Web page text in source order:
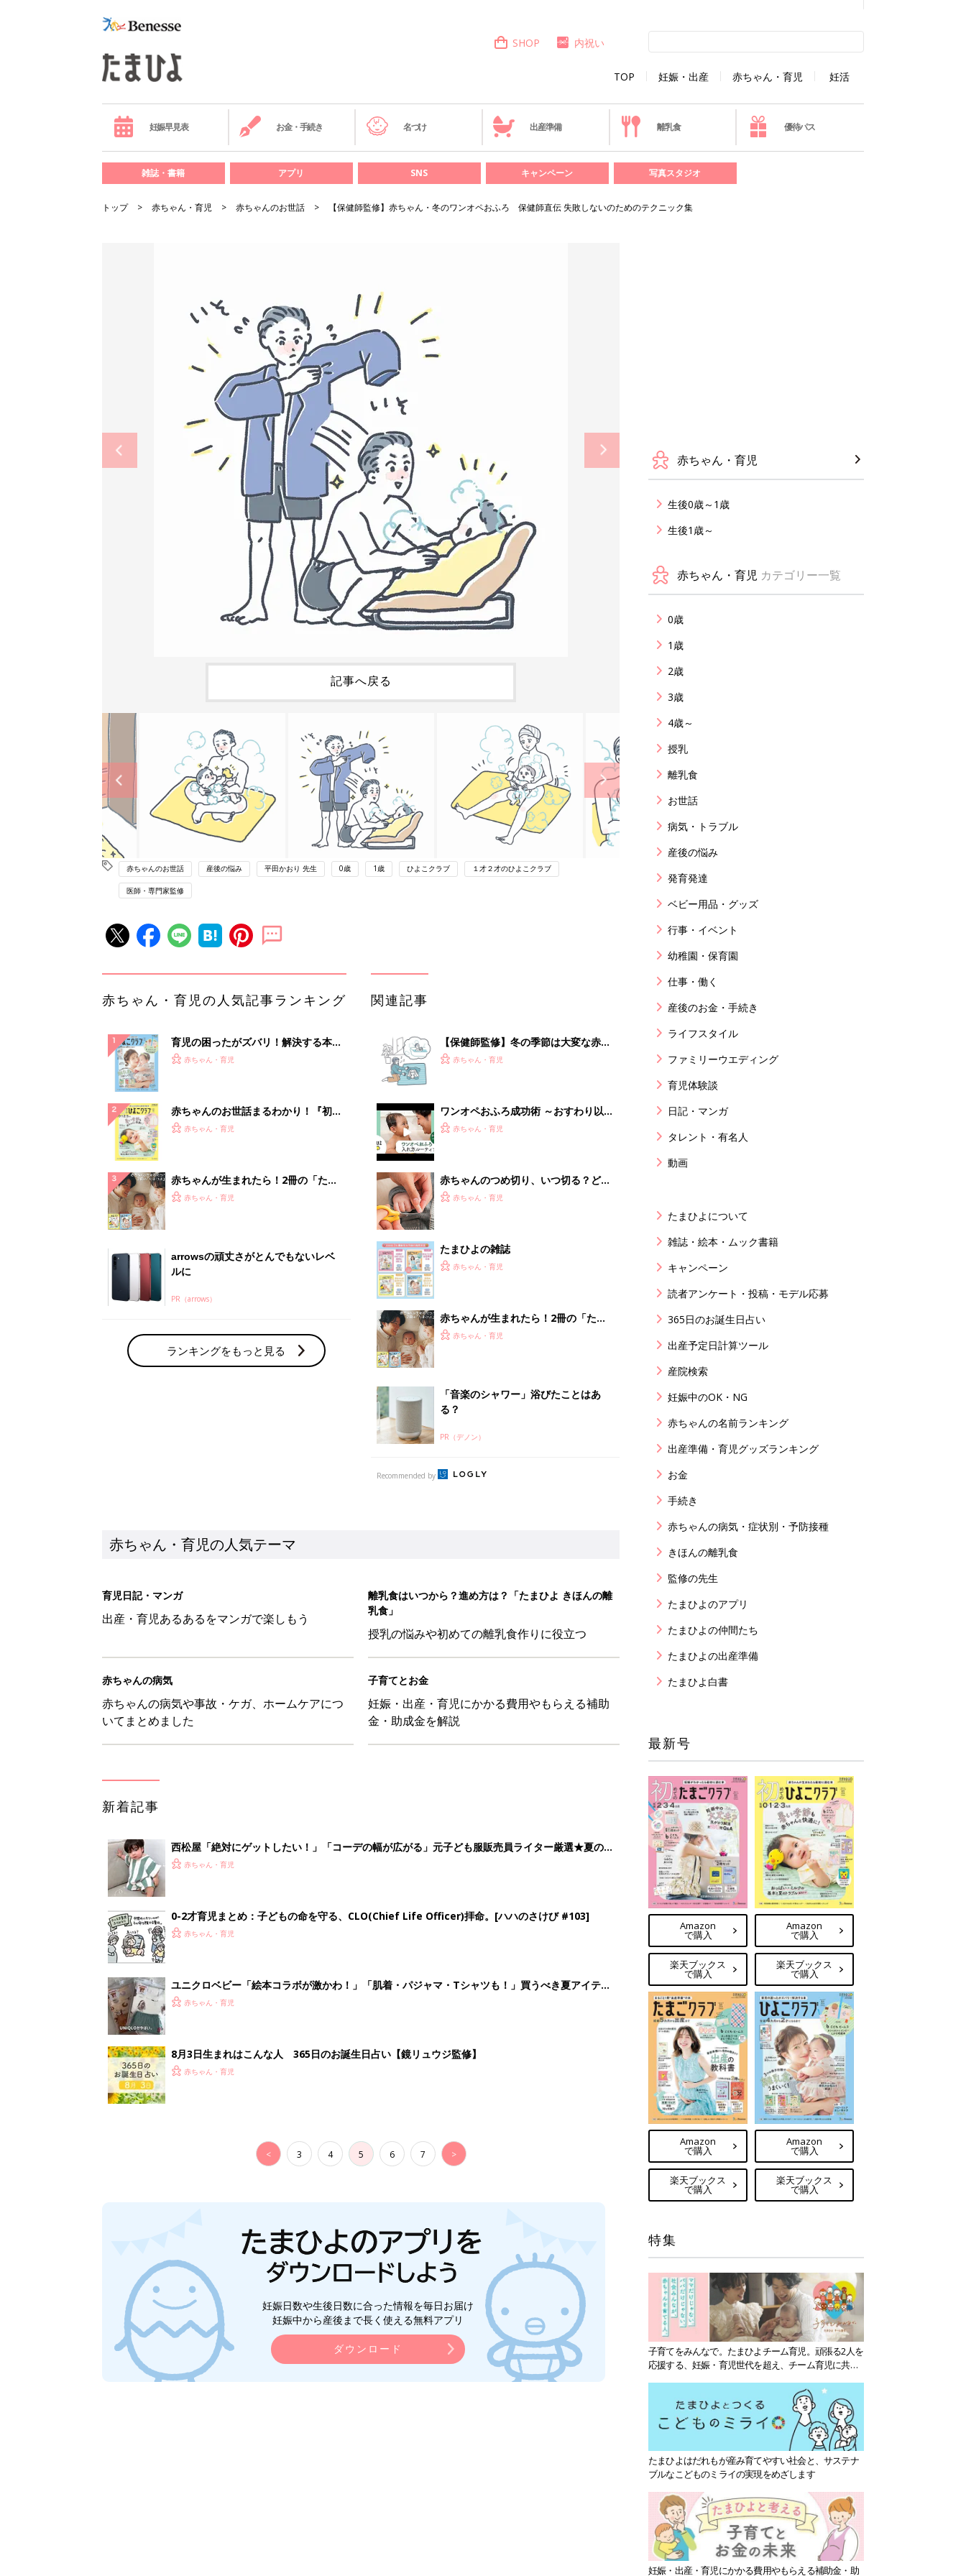
TOP 妊娠・出産 赤ちゃん・育児 妊活
SHOP 内祝い
妊娠早見表 お金・手続き 名づけ 出産準備 離乳食 優待パス
雑誌・書籍 アプリ SNS キャンペーン 写真スタジオ
トップ 赤ちゃん・育児 赤ちゃんのお世話 【保健師監修】赤ちゃん・冬のワンオペおふろ 保健師直伝 失敗しないのためのテクニック集
記事へ戻る
赤ちゃんのお世話 産後の悩み 平田かおり 先生 0歳 1歳 ひよこクラブ １才２才のひよこクラブ
医師・専門家監修
赤ちゃん・育児の人気記事ランキング
育児の困ったがズバリ！解決する本
『ひよこクラブ 夏号』 4カ月～2才
赤ちゃん・育児
赤ちゃんのお世話まるわかり！『初め
てのひよこクラブ 夏号』〈巻頭大特
解決テク
赤ちゃん・育児
赤ちゃんが生まれたら！2冊の「たま
ひよ」
赤ちゃん・育児
arrowsの頑丈さがとんでもないレベ
ルに
PR（arrows）
ランキングをもっと見る
関連記事
【保健師監修】冬の季節は大変な赤ち
ゃんのおふろ、イライラしない夫との
赤ちゃん・育児
ワンオペおふろ成功術 ～おすわり以
降の赤ちゃん編～【動画】
赤ちゃん・育児
赤ちゃんのつめ切り、いつ切る？どう
切る？コツ＆やりがちNG2選【保健師
赤ちゃん・育児
たまひよの雑誌
赤ちゃん・育児
赤ちゃんが生まれたら！2冊の「たま
ひよ」
赤ちゃん・育児
「音楽のシャワー」浴びたことはあ
る？
PR（デノン）
Recommended by
赤ちゃん・育児の人気テーマ
育児日記・マンガ
出産・育児あるあるをマンガで楽しもう
離乳食はいつから？進め方は？「たまひよ きほんの離
乳食」
授乳の悩みや初めての離乳食作りに役立つ
赤ちゃんの病気
赤ちゃんの病気や事故・ケガ、ホームケアにつ
いてまとめました
子育てとお金
妊娠・出産・育児にかかる費用やもらえる補助
金・助成金を解説
新着記事
西松屋「絶対にゲットしたい！」「コーデの幅が広がる」元子ども服販売員ライター厳選★夏のバ
ズりアイテム5選
赤ちゃん・育児
0-2才育児まとめ：子どもの命を守る、CLO(Chief Life Officer)拝命。[ハハのさけび #103]
赤ちゃん・育児
ユニクロベビー「絵本コラボが激かわ！」「肌着・パジャマ・Tシャツも！」買うべき夏アイテム
5選赤ちゃん・育児
8月3日生まれはこんな人 365日のお誕生日占い【鏡リュウジ監修】
赤ちゃん・育児
< 3 4 5 6 7 >
妊娠日数や生後日数に合った情報を毎日お届け
妊娠中から産後まで長く使える無料アプリ
ダウンロード
赤ちゃん・育児
生後0歳～1歳
生後1歳～
赤ちゃん・育児 カテゴリー一覧
0歳
1歳
2歳
3歳
4歳～
授乳
離乳食
お世話
病気・トラブル
産後の悩み
発育発達
ベビー用品・グッズ
行事・イベント
幼稚園・保育園
仕事・働く
産後のお金・手続き
ライフスタイル
ファミリーウエディング
育児体験談
日記・マンガ
タレント・有名人
動画
たまひよについて
雑誌・絵本・ムック書籍
キャンペーン
読者アンケート・投稿・モデル応募
365日のお誕生日占い
出産予定日計算ツール
産院検索
妊娠中のOK・NG
赤ちゃんの名前ランキング
出産準備・育児グッズランキング
お金
手続き
赤ちゃんの病気・症状別・予防接種
きほんの離乳食
監修の先生
たまひよのアプリ
たまひよの仲間たち
たまひよの出産準備
たまひよ白書
最新号
Amazon
で購入
楽天ブックス
で購入
Amazon
で購入
楽天ブックス
で購入
Amazon
で購入
楽天ブックス
で購入
Amazon
で購入
楽天ブックス
で購入
特集
子育てをみんなで。たまひよチーム育児。頑張る2人を
応援する、妊娠・育児世代を超え、チーム育児に共感
たまひよはだれもが産み育てやすい社会と、サステナ
ブルなこどものミライの実現をめざします
妊娠・出産・育児にかかる費用やもらえる補助金・助